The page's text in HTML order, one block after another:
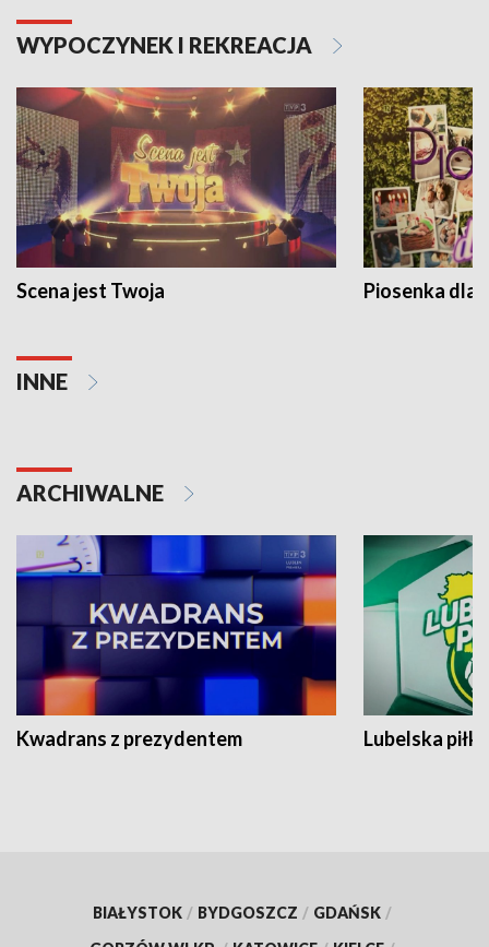
WYPOCZYNEK I REKREACJA
Scena jest Twoja Piosenka dla
INNE
ARCHIWALNE
Kwadrans z prezydentem Lubelska piłka
BIAŁYSTOK / BYDGOSZCZ / GDAŃSK /